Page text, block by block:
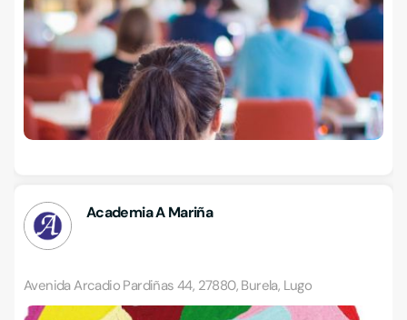
Academia A Mariña
Avenida Arcadio Pardiñas 44, 27880, Burela, Lugo